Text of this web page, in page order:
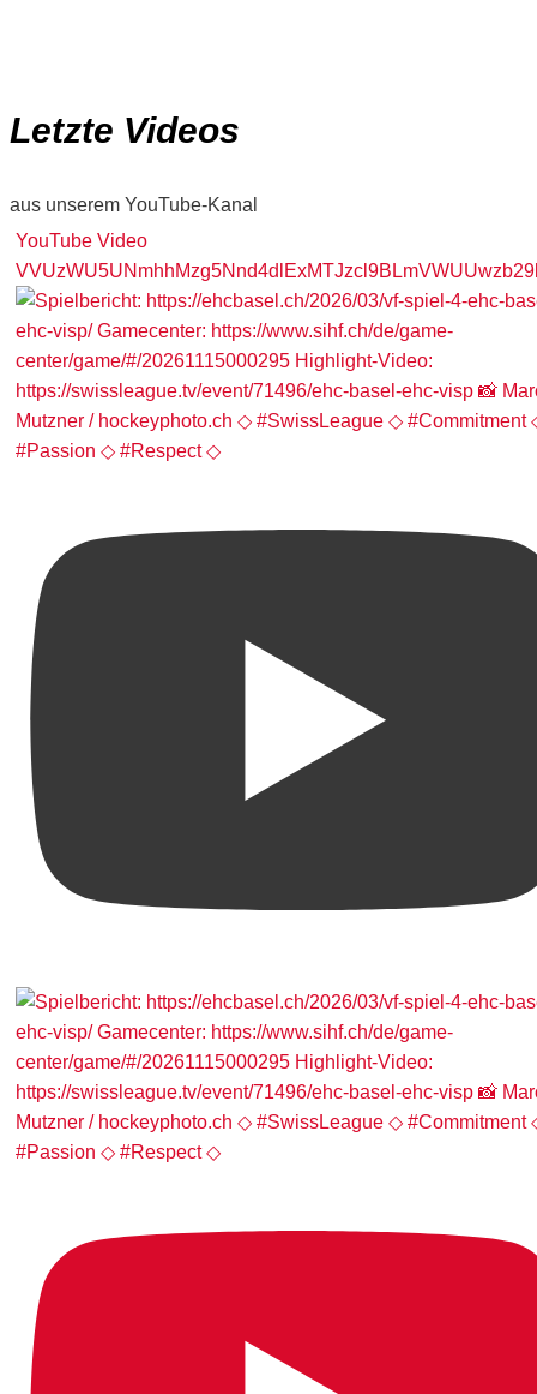
Letzte Videos
aus unserem YouTube-Kanal
YouTube Video